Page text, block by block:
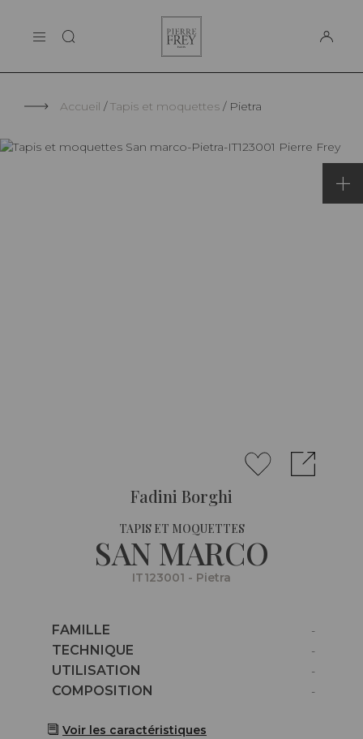
LA MAISON
Frey
Accueil Tapis et moquettes Pietra
Fadini Borghi
TAPIS ET MOQUETTES
SAN MARCO
IT123001 - Pietra
Caractéristiques
FAMILLE
-
Caractéristiques
TECHNIQUE
-
Caractéristiques
UTILISATION
-
Caractéristiques
COMPOSITION -
Voir les caractéristiques